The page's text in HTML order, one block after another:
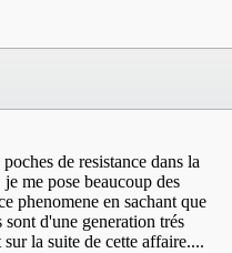
de resistance dans la
me pose beaucoup des
phenomene en sachant que
d'une generation trés
la suite de cette affaire....